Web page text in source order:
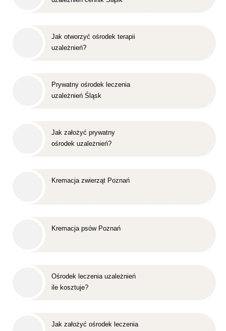
Jak otworzyć ośrodek terapii
uzależnień?
Prywatny ośrodek leczenia
uzależnień Śląsk
Jak założyć prywatny
ośrodek uzależnień?
Kremacja zwierząt Poznań
Kremacja psów Poznań
Ośrodek leczenia uzależnień
ile kosztuje?
Jak założyć ośrodek leczenia